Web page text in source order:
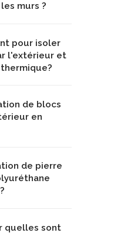
murs ?
pour isoler
l'extérieur et
de blocs
en
de pierre
quelles sont